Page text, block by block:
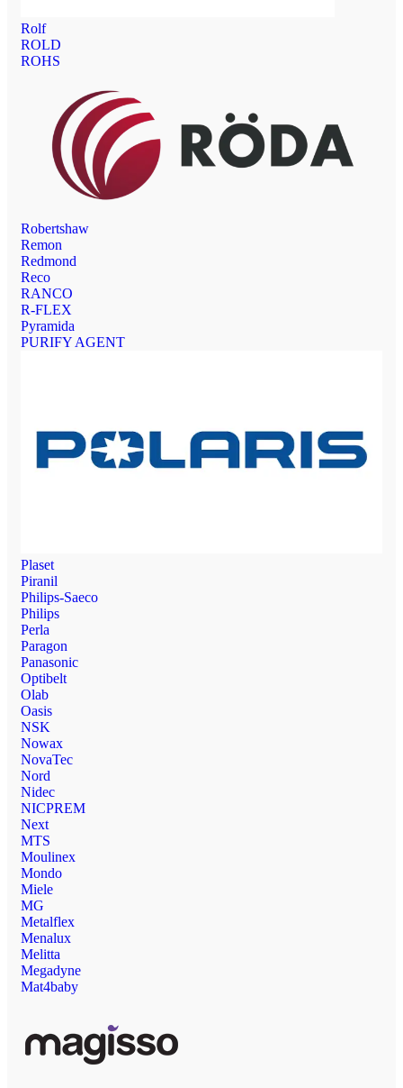
Rolf
ROLD
ROHS
Robertshaw
Remon
Redmond
Reco
RANCO
R-FLEX
Pyramida
PURIFY AGENT
Plaset
Piranil
Philips-Saeco
Philips
Perla
Paragon
Panasonic
Optibelt
Olab
Oasis
NSK
Nowax
NovaTec
Nord
Nidec
NICPREM
Next
MTS
Moulinex
Mondo
Miele
MG
Metalflex
Menalux
Melitta
Megadyne
Mat4baby